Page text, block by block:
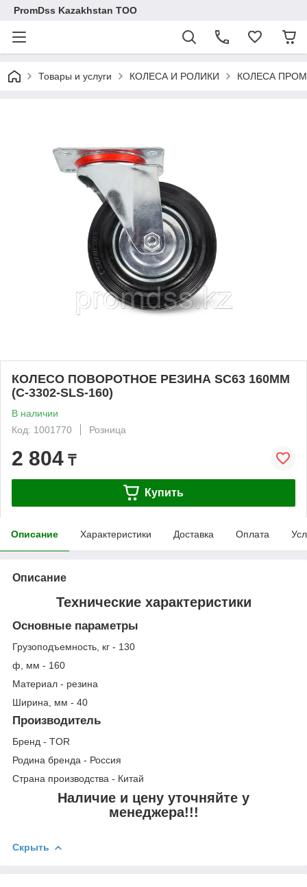
PromDss Kazakhstan TOO
Товары и услуги КОЛЕСА И РОЛИКИ КОЛЕСА
КОЛЕСО ПОВОРОТНОЕ РЕЗИНА SC63 160ММ
(C-3302-SLS-160)
В наличии
Код: 1001770
Розница
2 804 ₸
Купить
Описание Характеристики Доставка Оплата
Описание
Технические характеристики
Основные параметры
Грузоподъемность, кг - 130
ф, мм - 160
Материал - резина
Ширина, мм - 40
Производитель
Бренд - TOR
Родина бренда - Россия
Страна производства - Китай
Наличие и цену уточняйте у
менеджера!!!
Скрыть